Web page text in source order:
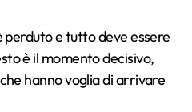
e tutto deve essere
è il momento decisivo,
hanno voglia di arrivare